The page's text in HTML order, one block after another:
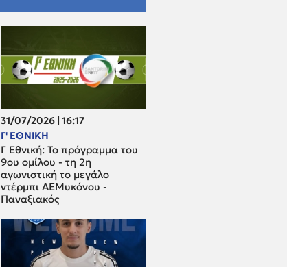
31/07/2026 | 16:17
Γ' ΕΘΝΙΚΗ
Γ Εθνική: Το πρόγραμμα του
9ου ομίλου - τη 2η
αγωνιστική το μεγάλο
ντέρμπι ΑΕΜυκόνου -
Παναξιακός